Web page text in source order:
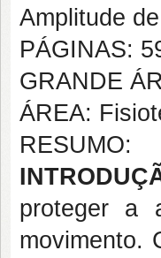
Amplitude
PÁGINAS:
GRANDE
ÁREA:
RESUMO:
proteger a
movimento.